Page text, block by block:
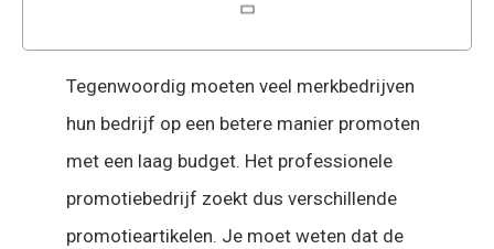
Tegenwoordig moeten veel merkbedrijven
hun bedrijf op een betere manier promoten
met een laag budget. Het professionele
promotiebedrijf zoekt dus verschillende
promotieartikelen. Je moet weten dat de